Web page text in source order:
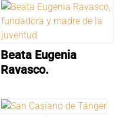
Beata Eugenia
Ravasco.